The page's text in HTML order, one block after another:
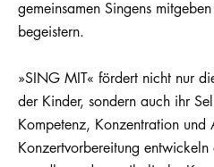
gemeinsamen Singens
begeistern.
»SING MIT« fördert nicht nur
der Kinder, sondern auch ihr
Kompetenz, Konzentration und
Konzertvorbereitung